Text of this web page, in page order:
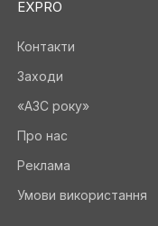
EXPRO
Контакти
Заходи
«АЗС року»
Про нас
Реклама
Умови використання